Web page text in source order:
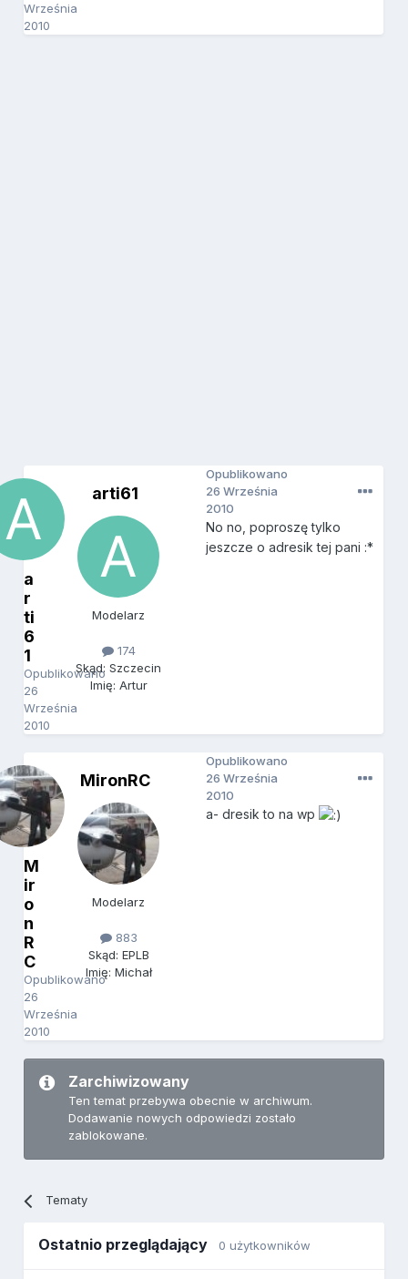
Września
2010
a
r
ti
6
1
Opublikowano
26
Września
2010
arti61
Modelarz
174
Skąd: Szczecin
Imię: Artur
Opublikowano
26 Września
2010
No no, poproszę tylko
jeszcze o adresik tej pani :*
M
ir
o
n
R
C
Opublikowano
26
Września
2010
MironRC
Modelarz
883
Skąd: EPLB
Imię: Michał
Opublikowano
26 Września
2010
a- dresik to na wp
Zarchiwizowany
Ten temat przebywa obecnie w archiwum.
Dodawanie nowych odpowiedzi zostało
zablokowane.
Tematy
Ostatnio przeglądający 0 użytkowników